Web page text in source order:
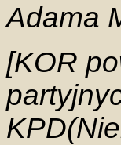
Adama
[KOR